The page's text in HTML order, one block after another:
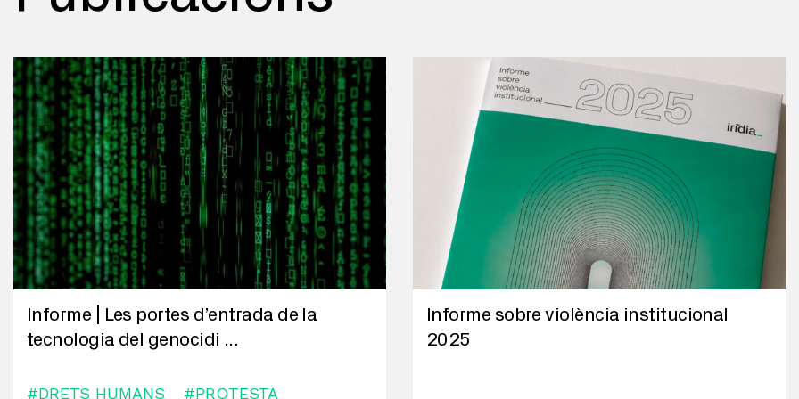
Informe | Les portes d’entrada de la
tecnologia del genocidi ...
#DRETS HUMANS #PROTESTA
Informe sobre violència institucional
2025